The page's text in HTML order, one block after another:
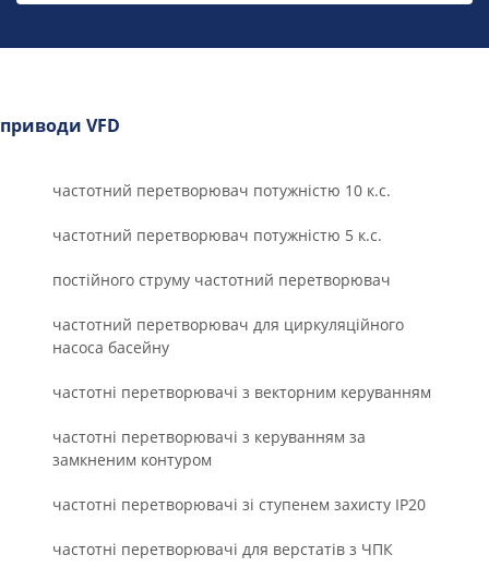
приводи VFD
частотний перетворювач потужністю 10 к.с.
частотний перетворювач потужністю 5 к.с.
постійного струму частотний перетворювач
частотний перетворювач для циркуляційного
насоса басейну
частотні перетворювачі з векторним керуванням
частотні перетворювачі з керуванням за
замкненим контуром
частотні перетворювачі зі ступенем захисту IP20
частотні перетворювачі для верстатів з ЧПК